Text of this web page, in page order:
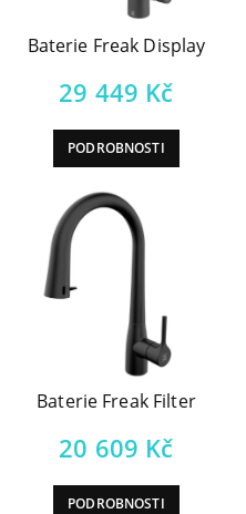
Baterie Freak Display
29 449 Kč
PODROBNOSTI
Baterie Freak Filter
20 609 Kč
PODROBNOSTI